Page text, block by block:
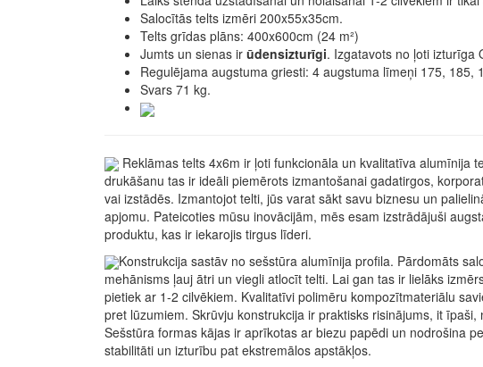
Salocītās telts izmēri 200x55x35cm.
Telts grīdas plāns: 400x600cm (24 m²)
Jumts un sienas ir ūdensizturīgi. Izgatavots no ļoti izturīga
Regulējama augstuma griesti: 4 augstuma līmeņi 175, 185,
Svars 71 kg.
Reklāmas telts 4x6m ir ļoti funkcionāla un kvalitatīva alumīnija
drukāšanu tas ir ideāli piemērots izmantošanai gadatirgos,
vai izstādēs. Izmantojot telti, jūs varat sākt savu biznesu un
apjomu. Pateicoties mūsu inovācijām, mēs esam izstrādājuši
produktu, kas ir iekarojis tirgus līderi.
Konstrukcija sastāv no sešstūra alumīnija profila. Pārdomāts
mehānisms ļauj ātri un viegli atlocīt telti. Lai gan tas ir lielāks
pietiek ar 1-2 cilvēkiem. Kvalitatīvi polimēru kompozītmateriālu
pret lūzumiem. Skrūvju konstrukcija ir praktisks risinājums, it īpaši,
Sešstūra formas kājas ir aprīkotas ar biezu papēdi un nodrošina
stabilitāti un izturību pat ekstremālos apstākļos.